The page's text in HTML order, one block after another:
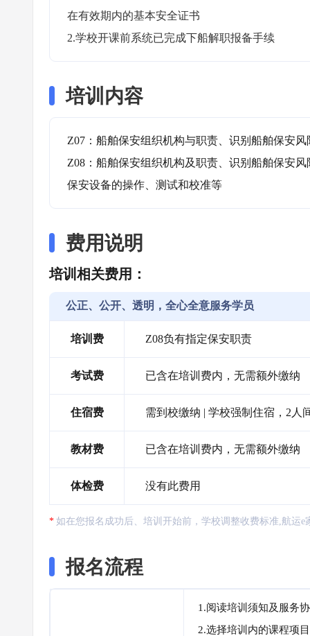
在有效期内的基本安全证书
2.学校开课前系统已完成下船解职报备手续
培训内容
Z07：船舶保安组织机构与职责、识别船舶保安
Z08：船舶保安组织机构及职责、识别船舶保安
保安设备的操作、测试和校准等
费用说明
培训相关费用：
公正、公开、透明，全心全意服务学员
培训费 Z08负有指定保安职责
考试费 已含在培训费内，无需额外缴纳
住宿费 需到校缴纳 | 学校强制住宿，2人
教材费 已含在培训费内，无需额外缴纳
体检费 没有此费用
如在您报名成功后、培训开始前，学校调整收费标准,航运
报名流程
1.阅读培训须知及服务
2.选择培训内的课程项目